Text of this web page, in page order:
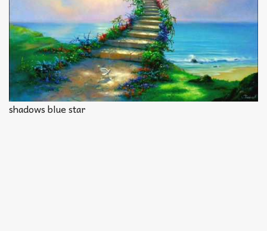
shadows blue star